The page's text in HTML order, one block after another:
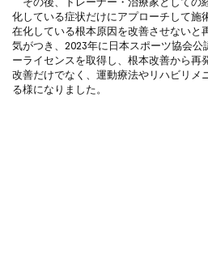
化している症状だけにアプローチして施
在化している根本原因を改善させないと
気がつき、2023年に日本スポーツ協会
ーライセンスを取得し、根本改善から再
改善だけでなく、運動療法やリハビリメ
る様になりました。